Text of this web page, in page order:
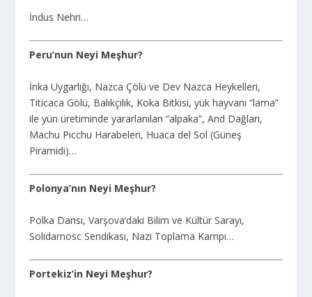
İndus Nehri…
Peru’nun Neyi Meşhur?
İnka Uygarlığı, Nazca Çölü ve Dev Nazca Heykelleri,
Titicaca Gölü, Balıkçılık, Koka Bitkisi, yük hayvanı “lama”
ile yün üretiminde yararlanılan “alpaka”, And Dağları,
Machu Picchu Harabeleri, Huaca del Sol (Güneş
Piramidi)…
Polonya’nın Neyi Meşhur?
Polka Dansı, Varşova’daki Bilim ve Kültür Sarayı,
Solidarnosc Sendikası, Nazi Toplama Kampı…
Portekiz’in Neyi Meşhur?